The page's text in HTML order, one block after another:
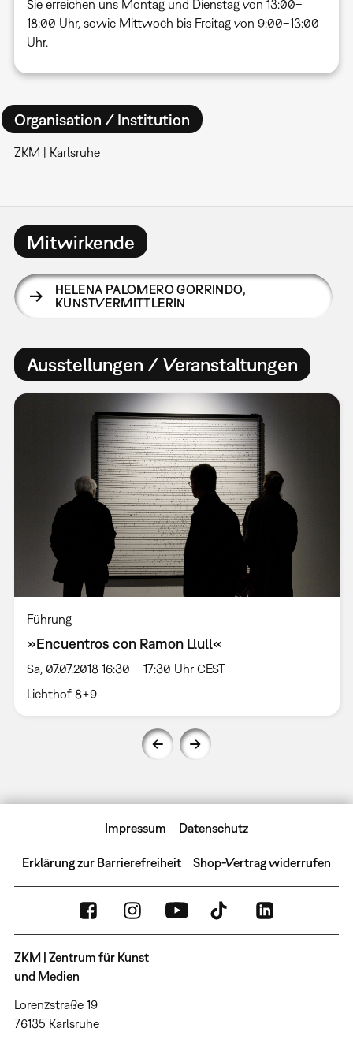
Sie erreichen uns Montag und Dienstag von 13:00–
18:00 Uhr, sowie Mittwoch bis Freitag von 9:00–13:00
Uhr.
Organisation / Institution
ZKM | Karlsruhe
Mitwirkende
HELENA PALOMERO GORRINDO,
KUNSTVERMITTLERIN
Ausstellungen / Veranstaltungen
Führung
»Encuentros con Ramon Llull«
Sa, 07.07.2018 16:30 – 17:30 Uhr CEST
Lichthof 8+9
Impressum Datenschutz
Erklärung zur Barrierefreiheit Shop-Vertrag widerrufen
ZKM | Zentrum für Kunst
und Medien
Lorenzstraße 19
76135 Karlsruhe